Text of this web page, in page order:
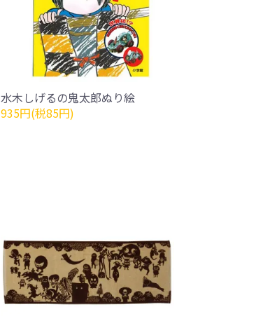
水木しげるの鬼太郎ぬり絵
935円(税85円)